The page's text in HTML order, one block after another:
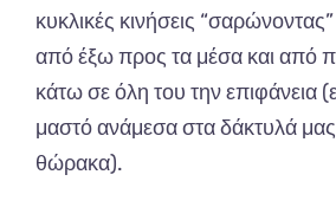
κυκλικές κινήσεις
από έξω προς τα μέσα και από
κάτω σε όλη του την επιφάνεια
μαστό ανάμεσα στα δάκτυλά
θώρακα).